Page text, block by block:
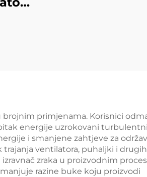
primjenama. Korisnici
energije uzrokovani
i smanjene zahtjeve za
trajanja ventilatora, puhaljki i drugih
zraka u proizvodnim
razine buke koju proizvodi